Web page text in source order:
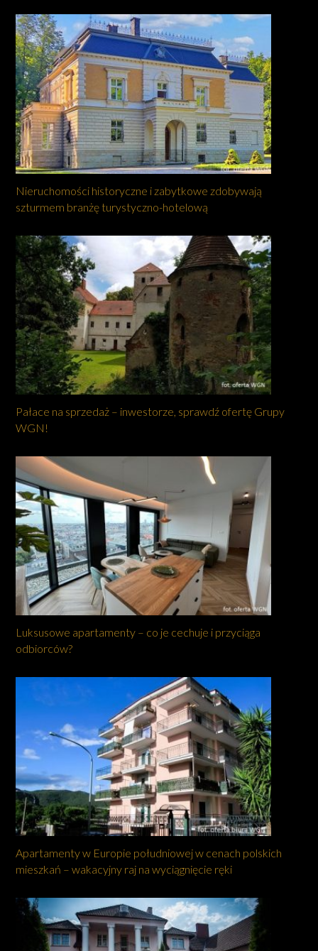
Nieruchomości historyczne i zabytkowe zdobywają
szturmem branżę turystyczno-hotelową
Pałace na sprzedaż – inwestorze, sprawdź ofertę Grupy
WGN!
Luksusowe apartamenty – co je cechuje i przyciąga
odbiorców?
Apartamenty w Europie południowej w cenach polskich
mieszkań – wakacyjny raj na wyciągnięcie ręki